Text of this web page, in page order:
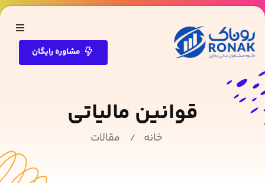
مشاوره رایگان
قوانین مالیاتی
خانه مقالات